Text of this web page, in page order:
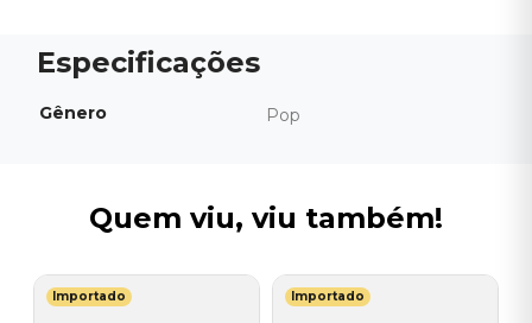
Gênero Pop
Quem viu, viu também!
Importado Importado